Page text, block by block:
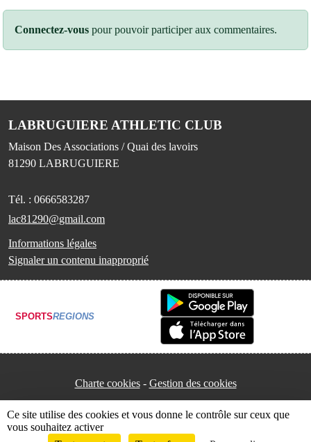
Connectez-vous pour pouvoir participer aux commentaires.
LABRUGUIERE ATHLETIC CLUB
Maison Des Associations / Quai des lavoirs
81290 LABRUGUIERE
Tél. : 0666583287
lac81290@gmail.com
Informations légales
Signaler un contenu inapproprié
SPORTSREGIONS
Charte cookies Gestion des cookies
Ce site utilise des cookies et vous donne le contrôle sur ceux que
vous souhaitez activer